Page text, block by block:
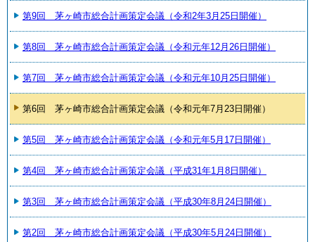
第9回 茅ヶ崎市総合計画策定会議（令和2年3月25日開催）
第8回 茅ヶ崎市総合計画策定会議（令和元年12月26日開催）
第7回 茅ヶ崎市総合計画策定会議（令和元年10月25日開催）
第6回 茅ヶ崎市総合計画策定会議（令和元年7月23日開催）
第5回 茅ヶ崎市総合計画策定会議（令和元年5月17日開催）
第4回 茅ヶ崎市総合計画策定会議（平成31年1月8日開催）
第3回 茅ヶ崎市総合計画策定会議（平成30年8月24日開催）
第2回 茅ヶ崎市総合計画策定会議（平成30年5月24日開催）